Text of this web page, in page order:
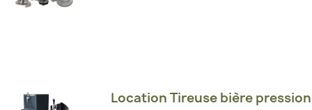
Location Tireuse bière pression